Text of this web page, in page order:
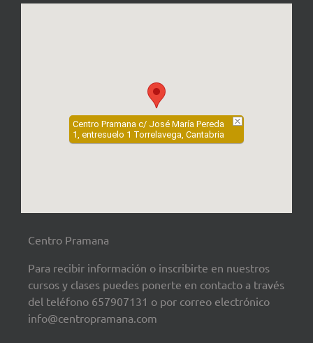
Centro Pramana c/ José María Pereda
1, entresuelo 1 Torrelavega, Cantabria
Centro Pramana
Para recibir información o inscribirte en nuestros
cursos y clases puedes ponerte en contacto a través
del teléfono 657907131 o por correo electrónico
info@centropramana.com